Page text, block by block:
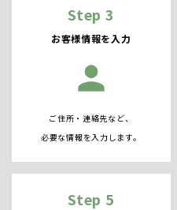
Step 3
お客様情報を入力
person
ご住所・連絡先など、
必要な情報を入力します。
Step 5